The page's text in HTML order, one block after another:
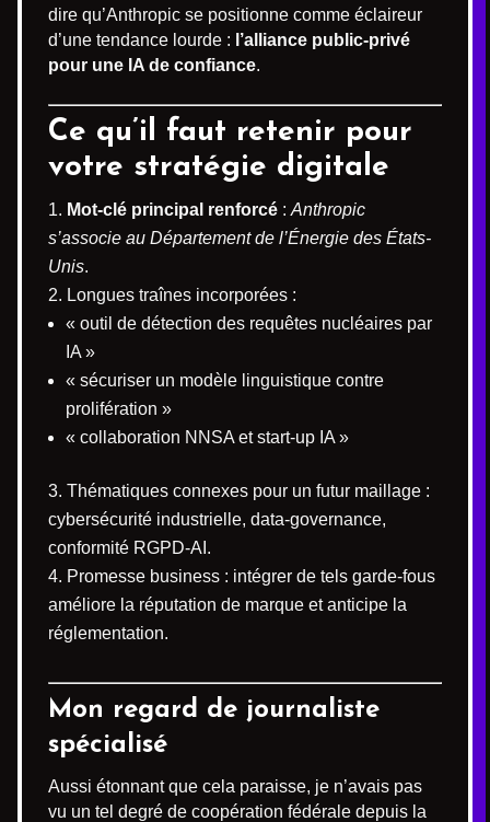
dire qu’Anthropic se positionne comme éclaireur
d’une tendance lourde : l’alliance public-privé
pour une IA de confiance.
Ce qu’il faut retenir pour
votre stratégie digitale
Mot-clé principal renforcé : Anthropic
s’associe au Département de l’Énergie des États-
Unis.
Longues traînes incorporées :
« outil de détection des requêtes nucléaires par
IA »
« sécuriser un modèle linguistique contre
prolifération »
« collaboration NNSA et start-up IA »
Thématiques connexes pour un futur maillage :
cybersécurité industrielle, data-governance,
conformité RGPD-AI.
Promesse business : intégrer de tels garde-fous
améliore la réputation de marque et anticipe la
réglementation.
Mon regard de journaliste
spécialisé
Aussi étonnant que cela paraisse, je n’avais pas
vu un tel degré de coopération fédérale depuis la